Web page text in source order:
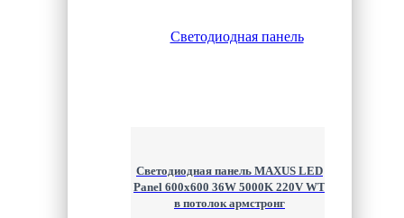
Светодиодная панель MAXUS LED
Panel 600x600 36W 5000K 220V WT
в потолок армстронг